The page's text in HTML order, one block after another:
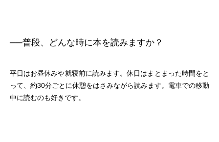
──普段、どんな時に本を読みますか？
平日はお昼休みや就寝前に読みます。休日はまとまった時間をと
って、約30分ごとに休憩をはさみながら読みます。電車での移動
中に読むのも好きです。